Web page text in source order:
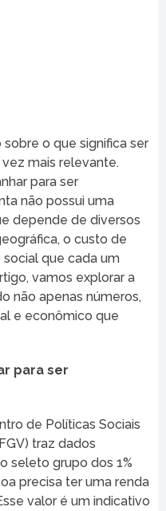
o que significa ser
vez mais relevante.
para ser
não possui uma
depende de diversos
o custo de
que cada um
vamos explorar a
não apenas números,
e econômico que
para ser
de Políticas Sociais
traz dados
seleto grupo dos 1%
precisa ter uma renda
valor é um indicativo